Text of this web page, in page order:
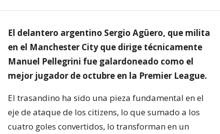
El delantero argentino Sergio Agüero, que milita
en el Manchester City que dirige técnicamente
Manuel Pellegrini fue galardoneado como el
mejor jugador de octubre en la Premier League.
El trasandino ha sido una pieza fundamental en el
eje de ataque de los citizens, lo que sumado a los
cuatro goles convertidos, lo transforman en un